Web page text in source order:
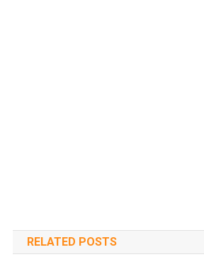
RELATED POSTS